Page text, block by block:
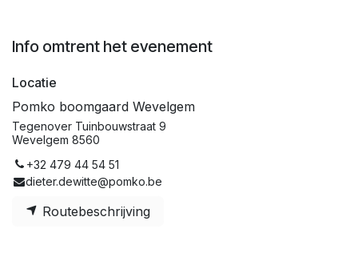
Info omtrent het evenement
Locatie
Pomko boomgaard Wevelgem
Tegenover Tuinbouwstraat 9
Wevelgem 8560
+32 479 44 54 51
dieter.dewitte@pomko.be
Routebeschrijving